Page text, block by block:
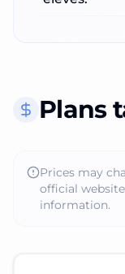
Plans
Prices may
official
information.